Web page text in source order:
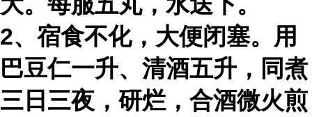
2、宿食不化，大便闭塞。用
巴豆仁一升、清酒五升，同煮
三日三夜，研烂，合酒微火煎